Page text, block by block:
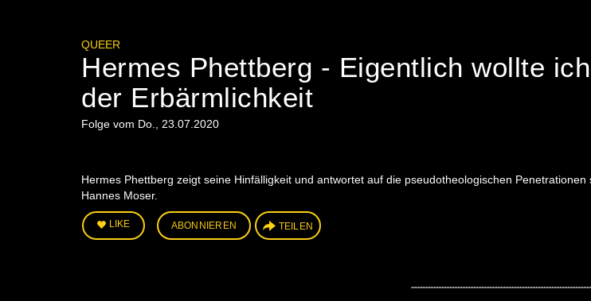
QUEER
Hermes Phettberg - Eigentlich wollte
der Erbärmlichkeit
Folge vom Do., 23.07.2020
Hermes Phettberg zeigt seine Hinfälligkeit und antwortet auf die pseudotheologischen
Hannes Moser.
LIKE ABONNIEREN TEILEN